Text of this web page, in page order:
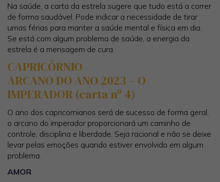
Na saúde, a carta da estrela sugere que tudo está a correr
de forma saudável. Pode indicar a necessidade de tirar
umas férias para manter a saúde mental e física em dia.
Se está com algum problema de saúde, a energia da
estrela é a mensagem de cura.
CAPRICÓRNIO
ARCANO DO ANO 2023 – O
IMPERADOR (carta nº 4)
O ano dos capricornianos será de sucesso de forma geral,
o arcano do imperador proporcionará um caminho de
controle, disciplina e liberdade. Seja racional e não se deixe
levar pelas emoções quando estiver envolvido em algum
problema.
AMOR